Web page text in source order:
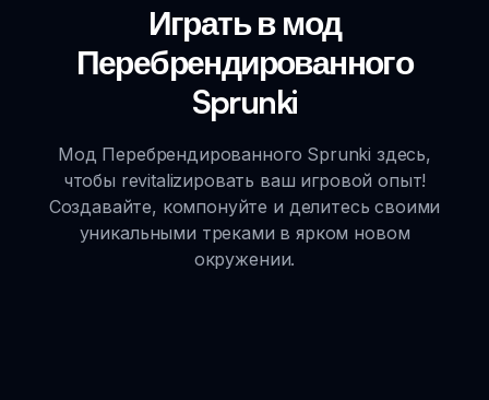
Играть в мод
Перебрендированного
Sprunki
Мод Перебрендированного Sprunki здесь,
чтобы revitalizировать ваш игровой опыт!
Создавайте, компонуйте и делитесь своими
уникальными треками в ярком новом
окружении.